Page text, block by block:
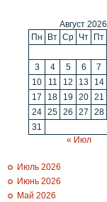
Август 2026
Пн
Вт Ср Чт Пт
3
4 5 6 7
10
11 12 13 14
17
18 19 20 21
24 25 26 27 28
31
« Июл
Июль 2026
Июнь 2026
Май 2026